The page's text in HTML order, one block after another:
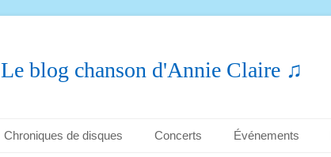
Le blog chanson d'Annie Claire ♫
Chroniques de disques Concerts Événements